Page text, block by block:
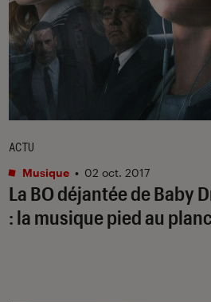
La BO déjantée de Baby
: la musique pied au
ACTU
Musique • 02 oct. 2017